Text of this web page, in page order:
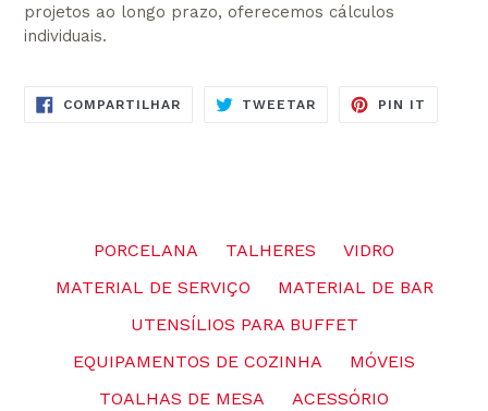
projetos ao longo prazo, oferecemos cálculos
individuais.
COMPARTILHARCOMPARTILHE
TWEETAR TUITE
PIN IT
PORCELANA TALHERES
VIDRO
MATERIAL DE SERVIÇO
MATERIAL DE BAR
UTENSÍLIOS PARA BUFFET
EQUIPAMENTOS DE COZINHA
MÓVEIS
TOALHAS DE MESA
ACESSÓRIO